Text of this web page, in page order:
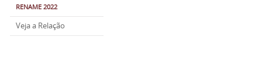
RENAME 2022
Veja a Relação